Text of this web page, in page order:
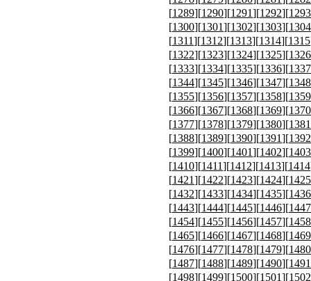
[1289][1290][1291][1292][1293
[1300][1301][1302][1303][1304
[1311][1312][1313][1314][1315
[1322][1323][1324][1325][1326
[1333][1334][1335][1336][1337
[1344][1345][1346][1347][1348
[1355][1356][1357][1358][1359
[1366][1367][1368][1369][1370
[1377][1378][1379][1380][1381
[1388][1389][1390][1391][1392
[1399][1400][1401][1402][1403
[1410][1411][1412][1413][1414
[1421][1422][1423][1424][1425
[1432][1433][1434][1435][1436
[1443][1444][1445][1446][1447
[1454][1455][1456][1457][1458
[1465][1466][1467][1468][1469
[1476][1477][1478][1479][1480
[1487][1488][1489][1490][1491
[1498][1499][1500][1501][1502